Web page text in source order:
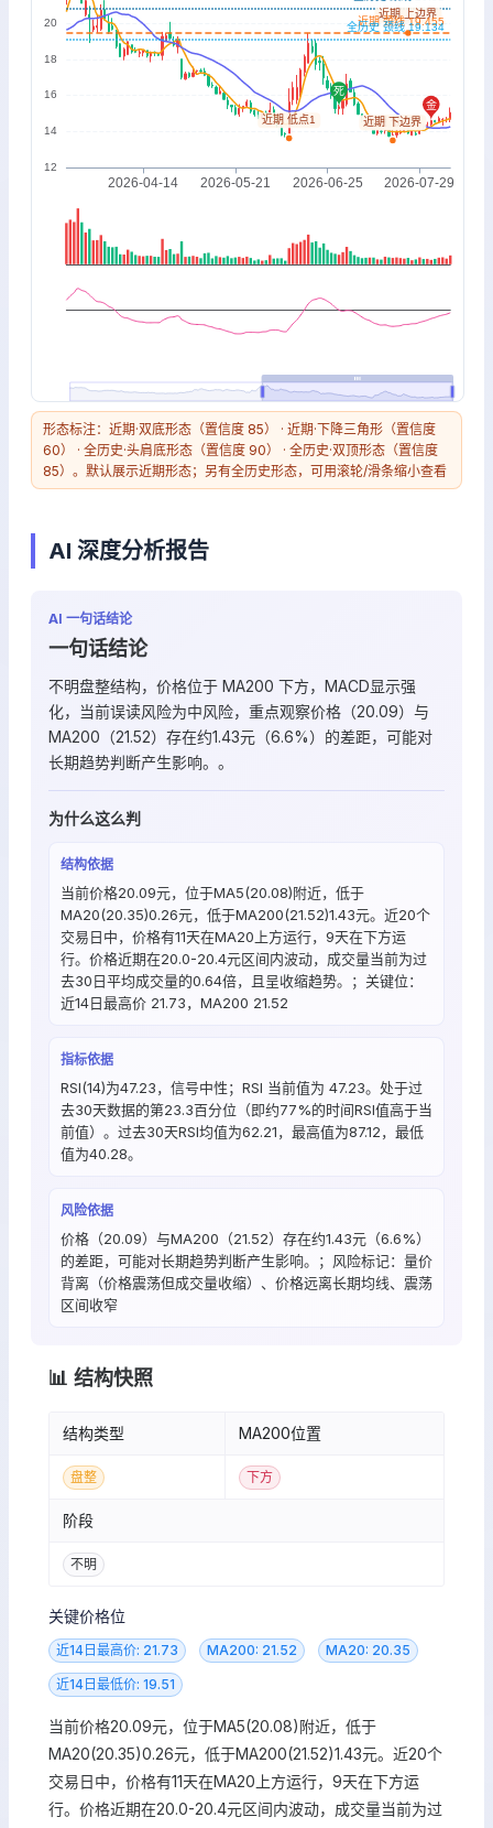
形态标注：近期·双底形态（置信度 85） · 近期·下降三角形（置信度
60） · 全历史·头肩底形态（置信度 90） · 全历史·双顶形态（置信度
85）。默认展示近期形态；另有全历史形态，可用滚轮/滑条缩小查看
AI 深度分析报告
AI 一句话结论
一句话结论
不明盘整结构，价格位于 MA200 下方，MACD显示强
化，当前误读风险为中风险，重点观察价格（20.09）与
MA200（21.52）存在约1.43元（6.6%）的差距，可能对
长期趋势判断产生影响。。
为什么这么判
结构依据
当前价格20.09元，位于MA5(20.08)附近，低于
MA20(20.35)0.26元，低于MA200(21.52)1.43元。近20个
交易日中，价格有11天在MA20上方运行，9天在下方运
行。价格近期在20.0-20.4元区间内波动，成交量当前为过
去30日平均成交量的0.64倍，且呈收缩趋势。；关键位：
近14日最高价 21.73，MA200 21.52
指标依据
RSI(14)为47.23，信号中性；RSI 当前值为 47.23。处于过
去30天数据的第23.3百分位（即约77%的时间RSI值高于当
前值）。过去30天RSI均值为62.21，最高值为87.12，最低
值为40.28。
风险依据
价格（20.09）与MA200（21.52）存在约1.43元（6.6%）
的差距，可能对长期趋势判断产生影响。；风险标记：量价
背离（价格震荡但成交量收缩）、价格远离长期均线、震荡
区间收窄
📊 结构快照
结构类型 MA200位置
盘整 下方
阶段
不明
关键价格位
近14日最高价: 21.73 MA200: 21.52 MA20: 20.35
近14日最低价: 19.51
当前价格20.09元，位于MA5(20.08)附近，低于
MA20(20.35)0.26元，低于MA200(21.52)1.43元。近20个
交易日中，价格有11天在MA20上方运行，9天在下方运
行。价格近期在20.0-20.4元区间内波动，成交量当前为过